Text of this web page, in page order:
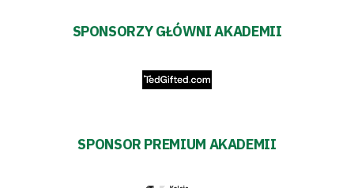
SPONSORZY GŁÓWNI AKADEMII
SPONSOR PREMIUM AKADEMII